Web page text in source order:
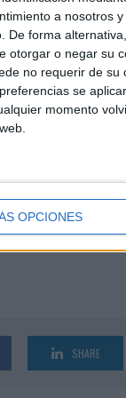
a nosotros
De forma
otorgar o negar su
no requerir de
se
momento
OPCIONES
y
4 de
una previsión
como el de
agencias y
y
nos
de social
SHARE